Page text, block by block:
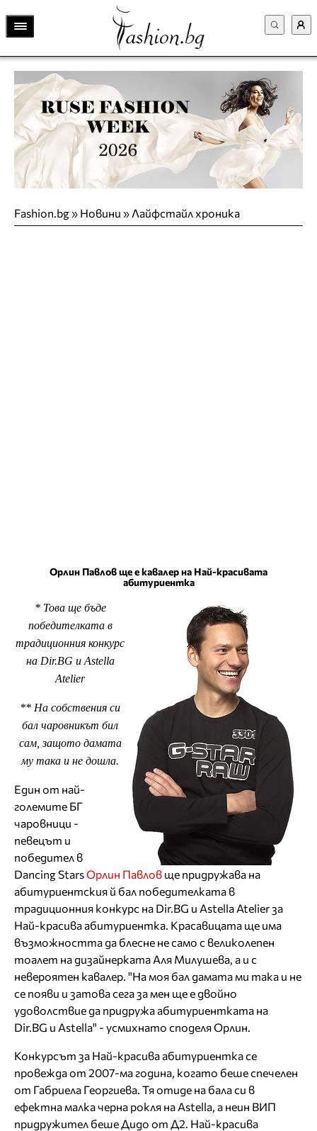
Fashion.bg» Новини » Лайфстайл хроника
Орлин Павлов ще е кавалер на Най-красивата
абитуриентка
* Това ще бъде
победителката в
традиционния конкурс
на Dir.BG и Astella
Atelier
** На собствения си
бал чаровникът бил
сам, защото дамата
му така и не дошла.
Един от най-
големите БГ
чаровници -
певецът и
победител в
Dancing StarsОрлин Павлов ще придружава на
абитуриентския й бал победителката в
традиционния конкурс на Dir.BG и Astella Atelier за
Най-красива абитуриентка. Красавицата ще има
възможността да блесне не само с великолепен
тоалет на дизайнерката Аля Милушева, а и с
невероятен кавалер. "На моя бал дамата ми така и не
се появи и затова сега за мен ще е двойно
удоволствие да придружа абитуриентката на
Dir.BG и Astella" - усмихнато споделя Орлин.
Конкурсът за Най-красива абитуриентка се
провежда от 2007-ма година, когато беше спечелен
от Габриела Георгиева. Тя отиде на бала си в
ефектна малка черна рокля на Astella, а неин ВИП
придружител беше Дидо от Д2. Най-красива